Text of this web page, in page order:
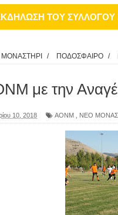
25ΗΣ 2025
ΕΚΔΗΛΩΣΕΙΣ ΤΟΥ ΔΗΜΟΥ
εκτέλεση των αδελφών
Δύο νέα μηχανήμτα στο Δήμο
ΝΟΕΜΒΡΙΟΣ 1943 80 χρόνια
/ ΠΟΔΟΣΦΑΙΡΟ /
με την
10, 2018 ΑΟΝΜ ΝΕΟ